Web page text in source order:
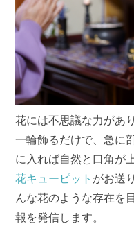
花には不思議な力があ
一輪飾るだけで、急に
に入れば自然と口角が
花キューピット がお送
んな花のような存在を
報を発信します。